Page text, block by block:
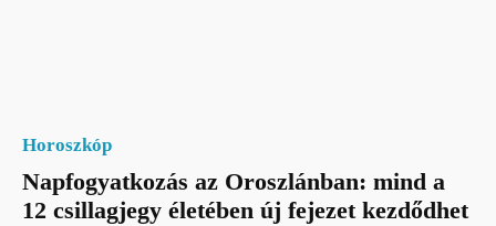
Horoszkóp
Napfogyatkozás az Oroszlánban: mind a
12 csillagjegy életében új fejezet kezdődhet